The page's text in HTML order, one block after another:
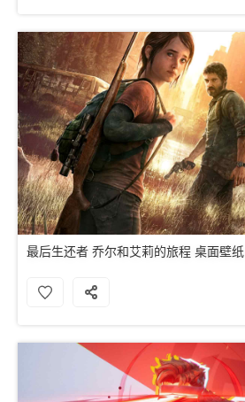
最后生还者 乔尔和艾莉的旅程 桌面壁纸